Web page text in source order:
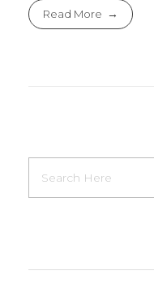
Read More